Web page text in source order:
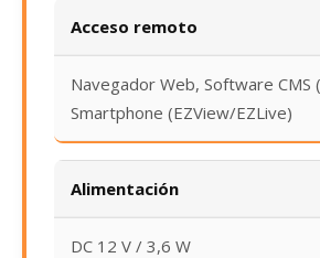
Acceso remoto
Navegador Web, Software CMS
Smartphone (EZView/EZLive)
Alimentación
DC 12 V / 3,6 W